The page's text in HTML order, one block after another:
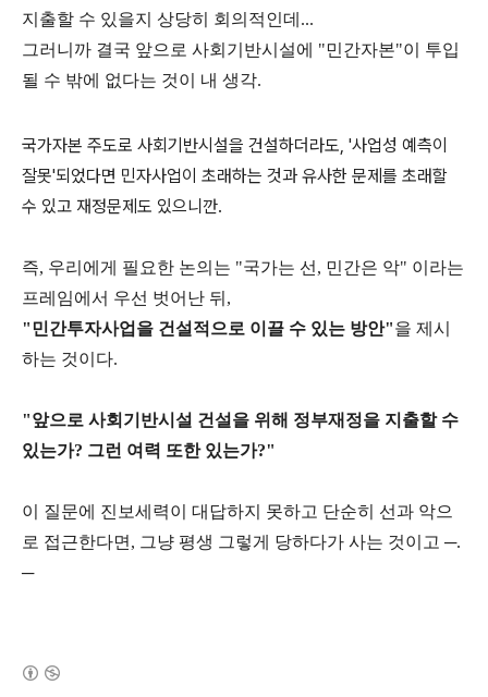
지출할 수 있을지 상당히 회의적인데...
그러니까 결국 앞으로 사회기반시설에 "민간자본"이 투입
될 수 밖에 없다는 것이 내 생각.
국가자본 주도로 사회기반시설을 건설하더라도, '사업성 예측이
잘못'되었다면 민자사업이 초래하는 것과 유사한 문제를 초래할
수 있고 재정문제도 있으니깐.
즉, 우리에게 필요한 논의는 "국가는 선, 민간은 악" 이라는
프레임에서 우선 벗어난 뒤,
"민간투자사업을 건설적으로 이끌 수 있는 방안"을 제시
하는 것이다.
"앞으로 사회기반시설 건설을 위해 정부재정을 지출할 수
있는가? 그런 여력 또한 있는가?"
이 질문에 진보세력이 대답하지 못하고 단순히 선과 악으
로 접근한다면, 그냥 평생 그렇게 당하다가 사는 것이고 ─.
─